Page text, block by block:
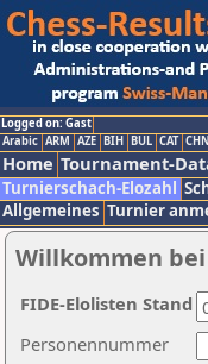
Logged on: Gast
Arabic ARM AZE BIH BUL CAT CHN
Home Tournament-
Turnierschach-Elozahl
Allgemeines Turnier
Willkommen
Personennummer
FIDE-Elolisten Stand